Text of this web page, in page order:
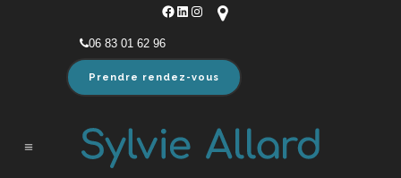
Facebook
LinkedIn
Instagram
06 83 01 62 96
Prendre rendez-vous